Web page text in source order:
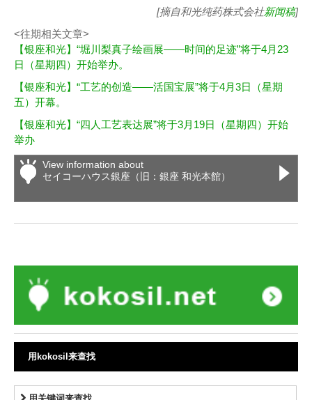
[摘自和光纯药株式会社新闻稿]
<往期相关文章>
【银座和光】“堀川梨真子绘画展——时间的足迹”将于4月23
日（星期四）开始举办。
【银座和光】“工艺的创造——活国宝展”将于4月3日（星期
五）开幕。
【银座和光】“四人工艺表达展”将于3月19日（星期四）开始
举办
View information about
セイコーハウス銀座（旧：銀座 和光本館）
用kokosil来查找